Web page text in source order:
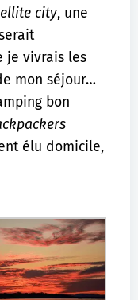
city, une
je vivrais les
mon séjour…
bon
élu domicile,